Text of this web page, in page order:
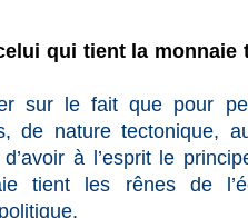
qui tient la monnaie
sur le fait que pour
de nature tectonique,
à l’esprit le
tient les rênes de